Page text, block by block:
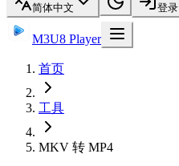
简体中文 登录
M3U8 Player
首页
工具
MKV 转 MP4